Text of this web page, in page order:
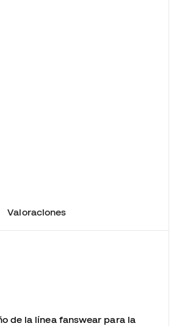
Valoraciones
de la línea fanswear para la